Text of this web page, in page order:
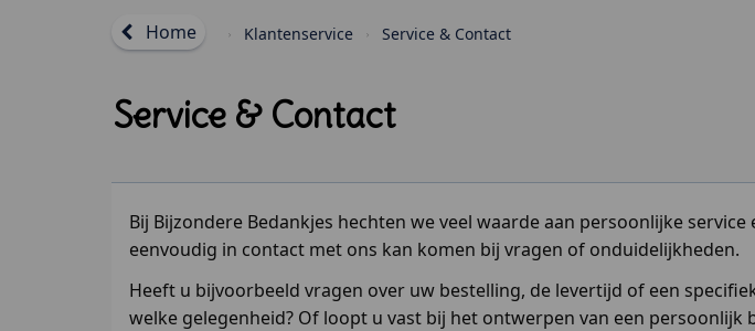
Home Klantenservice Service & Contact
Service & Contact
Bij Bijzondere Bedankjes hechten we veel waarde aan persoonlijke
eenvoudig in contact met ons kan komen bij vragen of onduidelijkheden.
Heeft u bijvoorbeeld vragen over uw bestelling, de levertijd of een
welke gelegenheid? Of loopt u vast bij het ontwerpen van een